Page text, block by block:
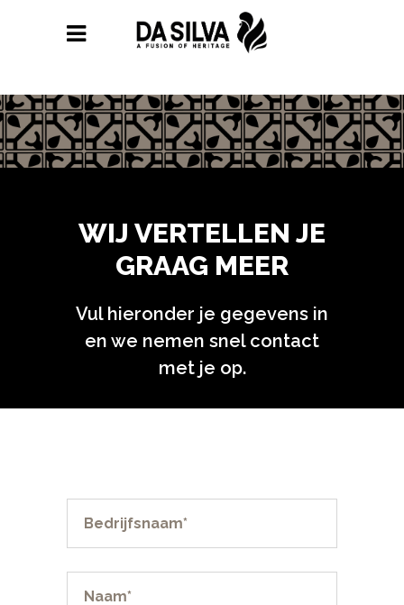
WIJ VERTELLEN JE
GRAAG MEER
Vul hieronder je gegevens in
en we nemen snel contact
met je op.